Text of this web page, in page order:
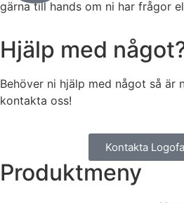
gärna till hands om ni har frågor
Hjälp med
Behöver ni hjälp med något så är
kontakta oss!
Kontakta
Produktmeny